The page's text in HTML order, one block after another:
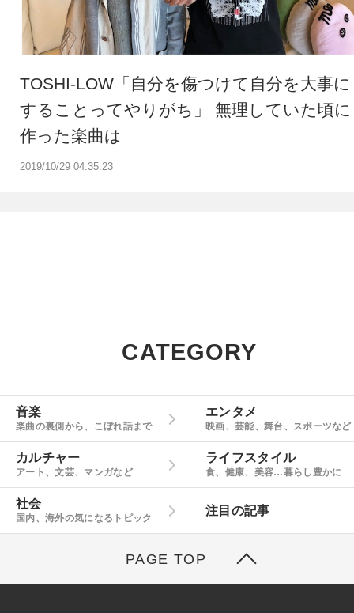
2019/10/29 04:35:23
TOSHI-LOW「自分を傷つけて自分を大事に
することってやりがち」 無理していた頃に
作った楽曲は
CATEGORY
音楽
楽曲の裏側から、こぼれ話まで
エンタメ
映画、芸能、舞台、スポーツなど
カルチャー
アート、文芸、マンガなど
ライフスタイル
食、健康、美容…暮らし豊かに
社会
国内、海外の気になるトピック
注目の記事
PAGE TOP